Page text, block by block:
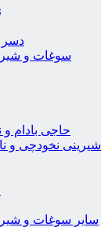
دسر
سوغات و
حاجی بادام و
شیرینی نخودچی و
سایر سوغات و